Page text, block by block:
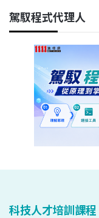
駕馭程式代理人
科技人才培訓課程